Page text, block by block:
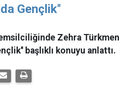
Gençlik''
Zehra Türkmen
başlıklı konuyu anlattı.